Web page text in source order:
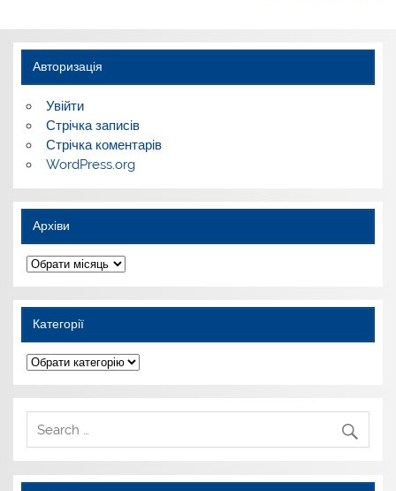
Авторизація
Увійти
Стрічка записів
Стрічка коментарів
WordPress.org
Архіви
Архіви
Категорії
Категорії